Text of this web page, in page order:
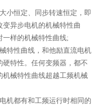
恒定、同步转速恒定，即
异步电机的机械特性曲
一样的机械特性曲线;
性曲线，和他励直流电机
特性。任何变频器，都不
械特性曲线超越工频机械
都有和工频运行时相同的